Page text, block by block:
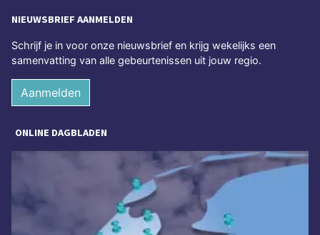
NIEUWSBRIEF AANMELDEN
Schrijf je in voor onze nieuwsbrief en krijg wekelijks een
samenvatting van alle gebeurtenissen uit jouw regio.
Aanmelden
ONLINE DAGBLADEN